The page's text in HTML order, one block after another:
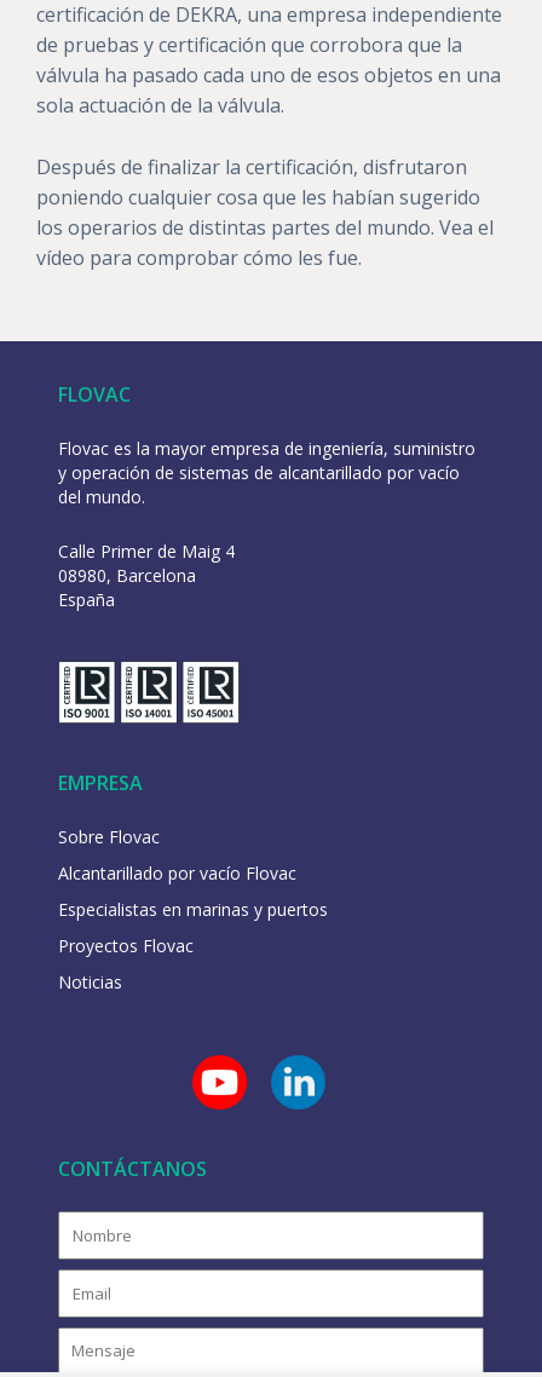
certificación de DEKRA, una empresa independiente
de pruebas y certificación que corrobora que la
válvula ha pasado cada uno de esos objetos en una
sola actuación de la válvula.
Después de finalizar la certificación, disfrutaron
poniendo cualquier cosa que les habían sugerido
los operarios de distintas partes del mundo. Vea el
vídeo para comprobar cómo les fue.
FLOVAC
Flovac es la mayor empresa de ingeniería, suministro
y operación de sistemas de alcantarillado por vacío
del mundo.
Calle Primer de Maig 4
08980, Barcelona
España
EMPRESA
Sobre Flovac
Alcantarillado por vacío Flovac
Especialistas en marinas y puertos
Proyectos Flovac
Noticias
CONTÁCTANOS